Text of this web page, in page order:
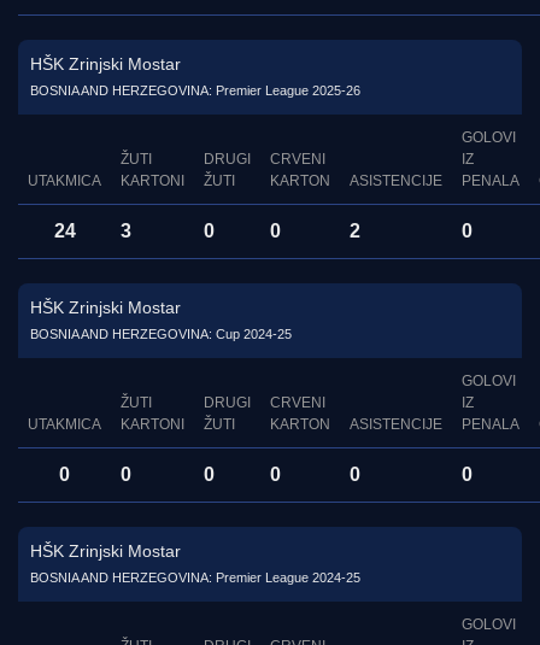
HŠK Zrinjski Mostar
BOSNIA AND HERZEGOVINA: Premier League 2025-26
UTAKMICA
ŽUTI
KARTONI
DRUGI
ŽUTI
CRVENI
KARTON
ASISTENCIJE
GOLOVI
IZ
PENALA
24 3 0 0 2 0
HŠK Zrinjski Mostar
BOSNIA AND HERZEGOVINA: Cup 2024-25
UTAKMICA
ŽUTI
KARTONI
DRUGI
ŽUTI
CRVENI
KARTON
ASISTENCIJE
GOLOVI
IZ
PENALA
0 0 0 0 0 0
HŠK Zrinjski Mostar
BOSNIA AND HERZEGOVINA: Premier League 2024-25
GOLOVI